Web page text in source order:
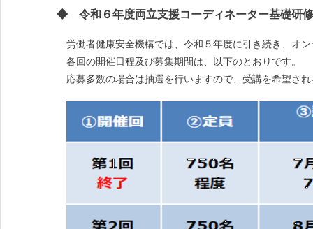
◆ 令和６年度両立支援コーディネーター基礎研
労働者健康安全機構では、令和５年度に引き続き、オ
各回の開催日程及び募集期間は、以下のとおりです。
応募多数の場合は抽選を行いますので、受講を希望さ